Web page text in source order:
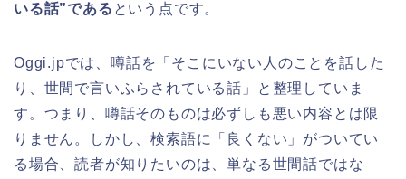
いる話”である という点です。
Oggi.jpでは、噂話を「そこにいない人のことを話した
り、世間で言いふらされている話」と整理していま
す。つまり、噂話そのものは必ずしも悪い内容とは限
りません。しかし、検索語に「良くない」がついてい
る場合、読者が知りたいのは、単なる世間話ではな